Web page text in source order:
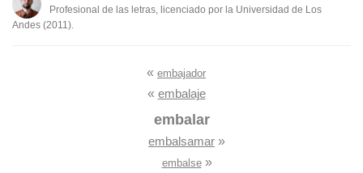
Ninguno de los sinónimos presentados me ayudó
Profesional de las letras, licenciado por la Universidad de Los
Andes (2011).
« embajador
« embalaje
embalar
embalsamar »
embalse»